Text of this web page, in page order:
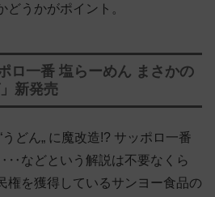
どうかがポイント。
ロ一番 塩らーめん まさかの
新発売
どん„ に魔改造!? サッポロ一番
などという解説は不要なくら
権を獲得しているサンヨー食品の